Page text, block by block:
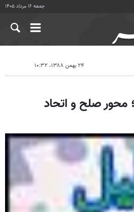
جمعه ۱۶ مرداد ۱۴۰۵
۲۴ بهمن ۱۳۸۸، ۱۰:۳۲
صلح و اتحاد